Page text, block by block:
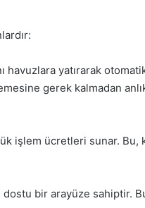
havuzlara yatırarak
gerek kalmadan
işlem ücretleri sunar. Bu,
bir arayüze sahiptir.